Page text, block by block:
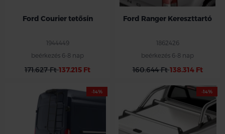
Ford Courier tetősín
1944449
beérkezés 6-8 nap
171.627 Ft137.215 Ft
Ford Ranger Kereszttartó
1862426
beérkezés 6-8 nap
160.644 Ft138.314 Ft
-14% -14%